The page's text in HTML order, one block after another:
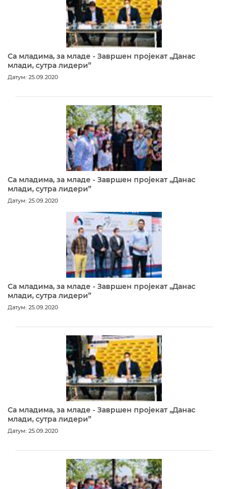
Са младима, за младе - Завршен пројекат „Данас
млади, сутра лидери”
Датум: 25.09.2020
Са младима, за младе - Завршен пројекат „Данас
млади, сутра лидери”
Датум: 25.09.2020
Са младима, за младе - Завршен пројекат „Данас
млади, сутра лидери”
Датум: 25.09.2020
Са младима, за младе - Завршен пројекат „Данас
млади, сутра лидери”
Датум: 25.09.2020